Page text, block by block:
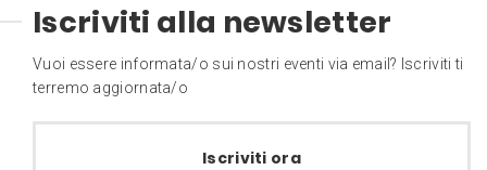
Iscriviti alla newsletter
Vuoi essere informata/o sui nostri eventi via email? Iscriviti ti
terremo aggiornata/o
Iscriviti ora